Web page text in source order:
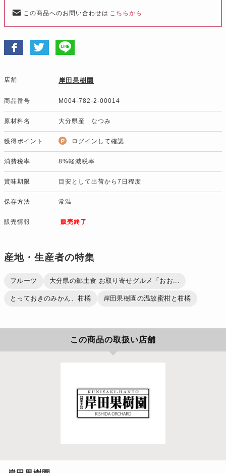
この商品へのお問い合わせは こちらから
店舗 岸田果樹園
商品番号 M004-782-2-00014
原材料名 大分県産 なつみ
獲得ポイント ログインして確認
消費税率 8%軽減税率
賞味期限 目安として出荷から7日程度
保存方法 常温
販売情報 販売終了
産地・生産者の特集
フルーツ 大分県の郷土食 お取り寄せグルメ「おお...
とっておきのみかん、柑橘 岸田果樹園の温故蜜柑と柑橘
この商品の取扱い店舗